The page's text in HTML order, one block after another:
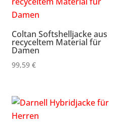
Coltan Softshelljacke aus
recyceltem Material für
Damen
99,59€